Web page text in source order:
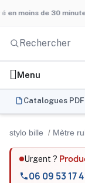
de 30 minutes
Menu
Catalogues PDF
stylo bille Mètre
Urgent ?
06 09 53 17